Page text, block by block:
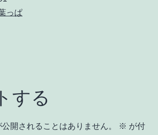
っぱ
する
開されることはありません。 ※ が付